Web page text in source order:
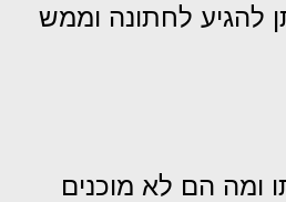
להגיע לחתונה וממש
ומה הם לא מוכנים